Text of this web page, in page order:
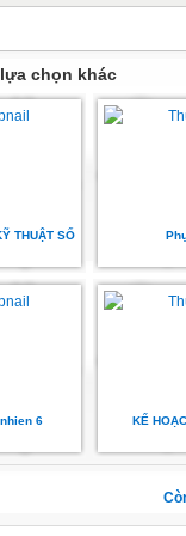
động được?
2
3
bóng như hình 35.5a và
chọn khác
THUẬT SỐ
6 KẾ